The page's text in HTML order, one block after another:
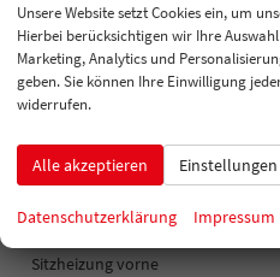
Außenspiegel elektrisch verstell-,
Wagenfarbe und integriertem
Navigationssystem mit 12,3 Zoll
OTA (Over the Air) - Online
Lautsprecher (5)
Display integriert: 4 Zoll TFT-
Sitzheizung vorne
Unsere Website setzt Cookies ein, um
Hierbei berücksichtigen wir Ihre
Marketing, Analytics und
geben. Sie können Ihre Einwilligung
widerrufen.
Alle akzeptieren Einstellungen
Datenschutzerklärung Impressum